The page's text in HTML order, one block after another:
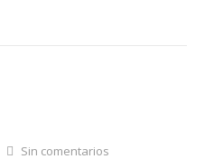
Sin comentarios